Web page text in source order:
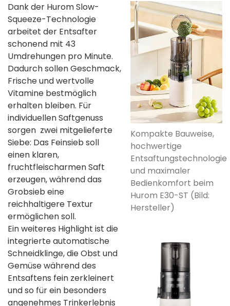
Kompakte Bauweise,
hochwertige
Entsaftungstechnologie
und maximaler
Bedienkomfort beim
Hurom E30-ST (Bild:
Hersteller)
Dank der Hurom Slow-
Squeeze-Technologie
arbeitet der Entsafter
schonend mit 43
Umdrehungen pro Minute.
Dadurch sollen Geschmack,
Frische und wertvolle
Vitamine bestmöglich
erhalten bleiben. Für
individuellen Saftgenuss
sorgen zwei mitgelieferte
Siebe: Das Feinsieb soll
einen klaren,
fruchtfleischarmen Saft
erzeugen, während das
Grobsieb eine
reichhaltigere Textur
ermöglichen soll.
Ein weiteres Highlight ist die
integrierte automatische
Schneidklinge, die Obst und
Gemüse während des
Entsaftens fein zerkleinert
und so für ein besonders
angenehmes Trinkerlebnis